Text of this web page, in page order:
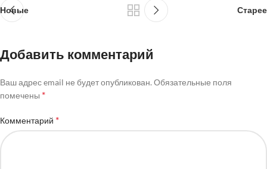
Новые Старее
Добавить комментарий
Ваш адрес email не будет опубликован. Обязательные поля
помечены *
Комментарий *